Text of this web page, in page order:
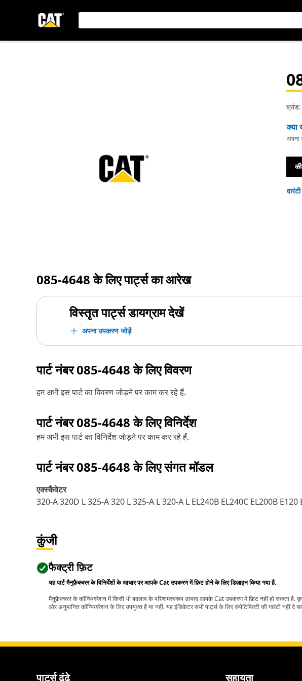
क्या
अपना
085-4648के लिए पार्ट्स का आरेख
विस्तृत पार्ट्स डायग्राम देखें
अपना उपकरण जोड़ें
पार्ट नंबर085-4648के लिए विवरण
हम अभी इस पार्ट का विवरण जोड़ने पर काम कर रहे हैं.
पार्ट नंबर085-4648के लिए विनिर्देश
हम अभी इस पार्ट का विनिर्देश जोड़ने पर काम कर रहे हैं.
पार्ट नंबर085-4648के लिए संगत मॉडल
एक्स्कैवेटर
320-A 320D L 325-A 320 L 325-A L 320-A L EL240B EL240C EL200B
कुंजी
फैक्ट्री फ़िट
यह पार्ट मैनुफ़ैक्चरर के विनिर्देशों के आधार पर आपके Cat उपकरण में फ़िट होने के लिए डिज़ाइन किया गया है.
मैनुफ़ैक्चरर के कॉन्फ़िगरेशन में किसी भी बदलाव के परिणामस्वरूप उत्पाद आपके Cat उपकरण में फ़िट नहीं हो सकता
और अनुमानित कॉन्फ़िगरेशन के लिए उपयुक्त है या नहीं. यह इंडिकेटर सभी पार्ट्स के लिए कंपेटिबिल्टी की गारंटी नहीं दे
पार्ट्स ढूंढे सहायता